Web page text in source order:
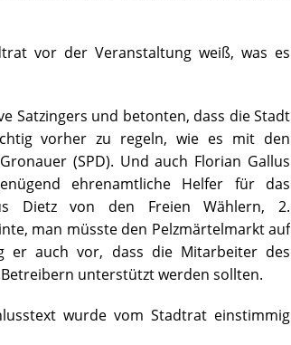
vor der Veranstaltung weiß, was es
Satzingers und betonten, dass die Stadt
vorher zu regeln, wie es mit den
(SPD). Und auch Florian Gallus
ehrenamtliche Helfer für das
Dietz von den Freien Wählern, 2.
man müsste den Pelzmärtelmarkt auf
er auch vor, dass die Mitarbeiter des
unterstützt werden sollten.
wurde vom Stadtrat einstimmig